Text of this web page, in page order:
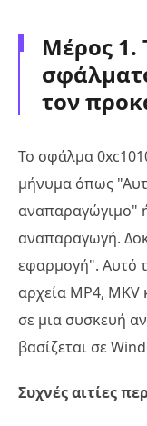
Μέρος 1.
τον
Το σφάλμα
μήνυμα όπως
αναπαραγώγιμο"
αναπαραγωγή.
εφαρμογή". Αυτό
αρχεία MP4,
σε μια συσκευή
βασίζεται σε
Συχνές αιτίες